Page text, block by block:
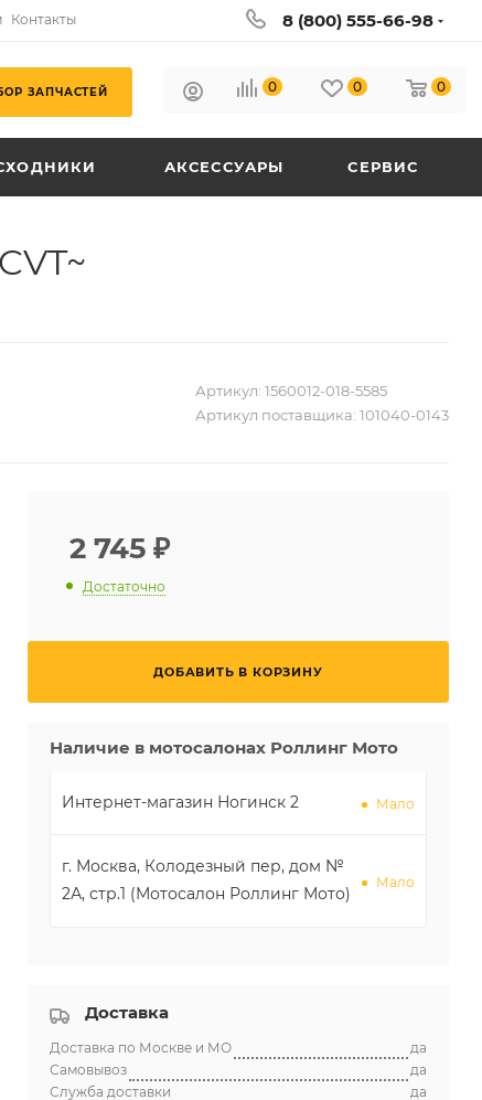
Контакты 8 (800) 555-66-98
ЗАПЧАСТЕЙ 0 0 0
АКСЕССУАРЫ СЕРВИС
Артикул: 1560012-018-5585
Артикул поставщика: 101040-0143
2 745 ₽
Достаточно
ДОБАВИТЬ В КОРЗИНУ
Наличие в мотосалонах Роллинг Мото
Интернет-магазин Ногинск 2 Мало
г. Москва, Колодезный пер, дом №
2А, стр.1 (Мотосалон Роллинг Мото)
Мало
Доставка
Доставка по Москве и МО
да
Самовывоз
да
Служба доставки
да